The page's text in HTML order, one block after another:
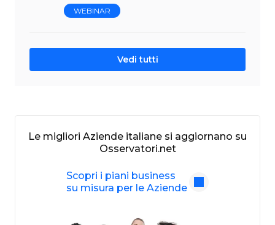
WEBINAR
Vedi tutti
Le migliori Aziende italiane si aggiornano su
Osservatori.net
Scopri i piani business
su misura per le Aziende